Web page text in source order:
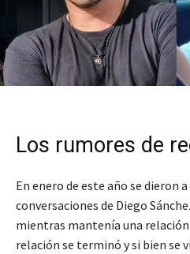
Los rumores de
En enero de este año se dieron
conversaciones de Diego
mientras mantenía una relación
relación se terminó y si bien se